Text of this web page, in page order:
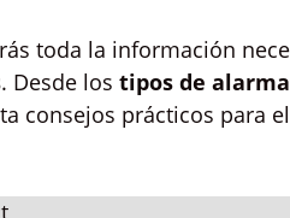
toda la información
. Desde los tipos de
consejos prácticos para